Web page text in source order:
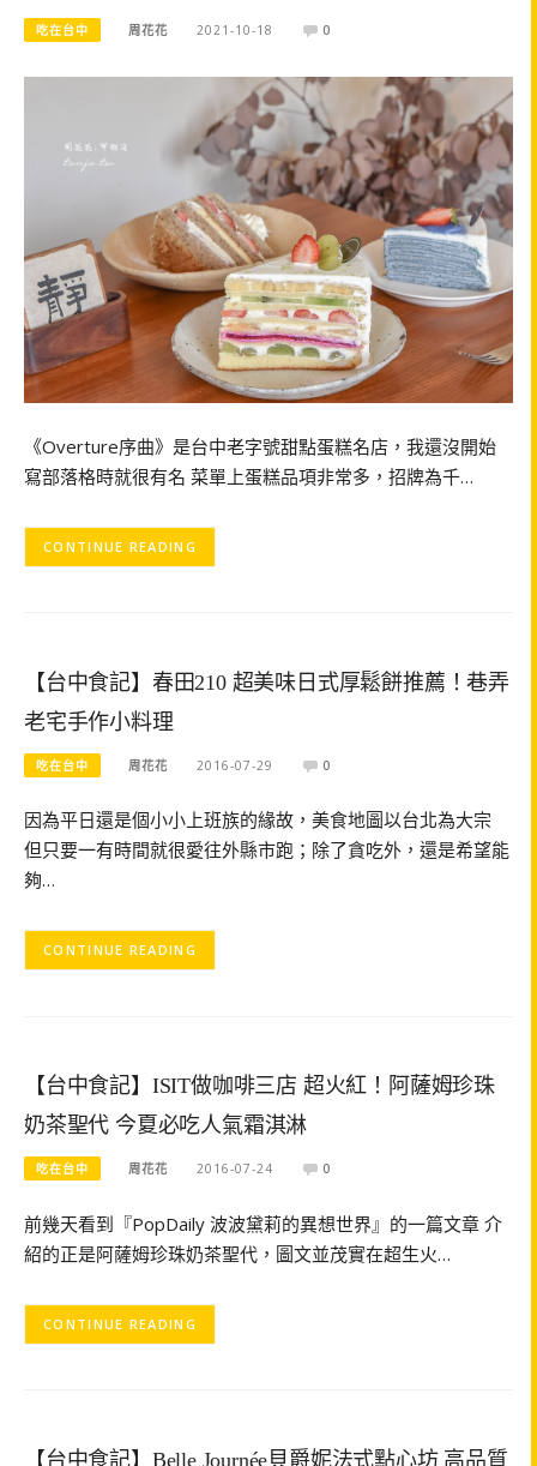
吃在台中 周花花 2021-10-18 0
《Overture序曲》是台中老字號甜點蛋糕名店，我還沒開始
寫部落格時就很有名 菜單上蛋糕品項非常多，招牌為千…
CONTINUE READING
【台中食記】春田210 超美味日式厚鬆餅推薦！巷弄
老宅手作小料理
吃在台中 周花花 2016-07-29 0
因為平日還是個小小上班族的緣故，美食地圖以台北為大宗
但只要一有時間就很愛往外縣市跑；除了貪吃外，還是希望能
夠…
CONTINUE READING
【台中食記】ISIT做咖啡三店 超火紅！阿薩姆珍珠
奶茶聖代 今夏必吃人氣霜淇淋
吃在台中 周花花 2016-07-24 0
前幾天看到『PopDaily 波波黛莉的異想世界』的一篇文章 介
紹的正是阿薩姆珍珠奶茶聖代，圖文並茂實在超生火…
CONTINUE READING
【台中食記】Belle Journée貝爵妮法式點心坊 高品質